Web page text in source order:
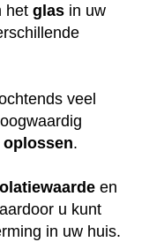
het glas in uw
veel
oplossen.
en
u kunt
in uw huis.